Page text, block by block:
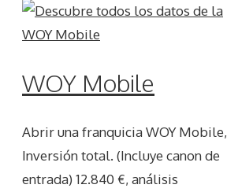
WOY Mobile
Abrir una franquicia WOY Mobile,
Inversión total. (Incluye canon de
entrada) 12.840 €, análisis